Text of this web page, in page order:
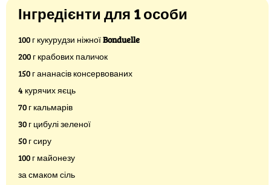
Інгредієнти для 1 особи
100 г кукурудзи ніжноїBonduelle
200 г крабових паличок
150 г ананасів консервованих
4 курячих яєць
70 г кальмарів
30 г цибулі зеленої
50 г сиру
100 г майонезу
за смаком сіль